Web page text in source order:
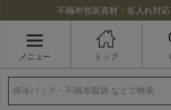
不織布包装資材・名入れ対応
メニュー トップ